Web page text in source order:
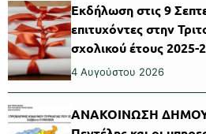
Εκδήλωση στις 9
επιτυχόντες στην
σχολικού έτους 2025-
4 Αυγούστου 2026
ΑΝΑΚΟΙΝΩΣΗ